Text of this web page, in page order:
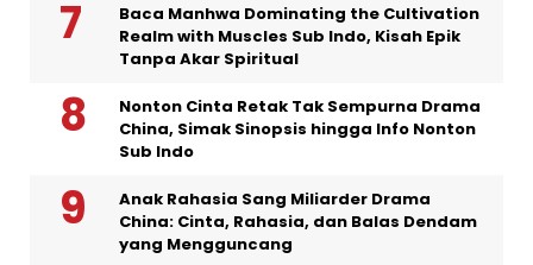
Baca Manhwa Dominating the Cultivation
Realm with Muscles Sub Indo, Kisah Epik
Tanpa Akar Spiritual
Nonton Cinta Retak Tak Sempurna Drama
China, Simak Sinopsis hingga Info Nonton
Sub Indo
Anak Rahasia Sang Miliarder Drama
China: Cinta, Rahasia, dan Balas Dendam
yang Mengguncang